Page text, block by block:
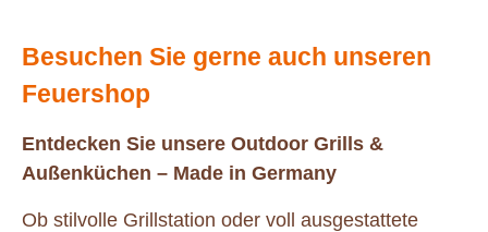
Besuchen Sie gerne auch unseren
Feuershop
Entdecken Sie unsere Outdoor Grills &
Außenküchen – Made in Germany
Ob stilvolle Grillstation oder voll ausgestattete